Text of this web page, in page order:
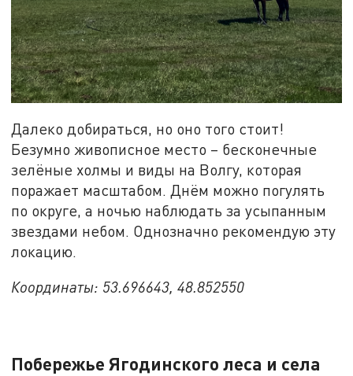
Далеко добираться, но оно того стоит!
Безумно живописное место – бесконечные
зелёные холмы и виды на Волгу, которая
поражает масштабом. Днём можно погулять
по округе, а ночью наблюдать за усыпанным
звездами небом. Однозначно рекомендую эту
локацию.
Координаты: 53.696643, 48.852550
Побережье Ягодинского леса и села